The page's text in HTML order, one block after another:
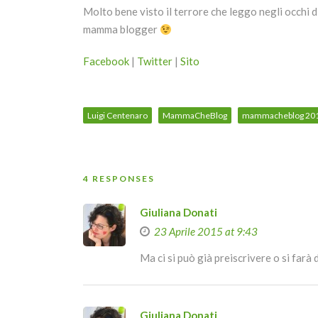
Molto bene visto il terrore che leggo negli occhi
mamma blogger
Facebook | Twitter | Sito
Luigi Centenaro MammaCheBlog mammacheblog
4 RESPONSES
Giuliana Donati
23 Aprile 2015 at 9:43
Ma ci si può già preiscrivere o si farà
Giuliana Donati